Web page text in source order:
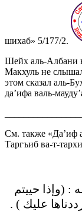
шихаб» 5/177/2.
Шейх аль-Албани
Макхуль не
этом сказал аль-
да’ифа валь-
См. также «Да’иф
Таргъиб ва-т-
: (وإذا حييتم
عليك ) .